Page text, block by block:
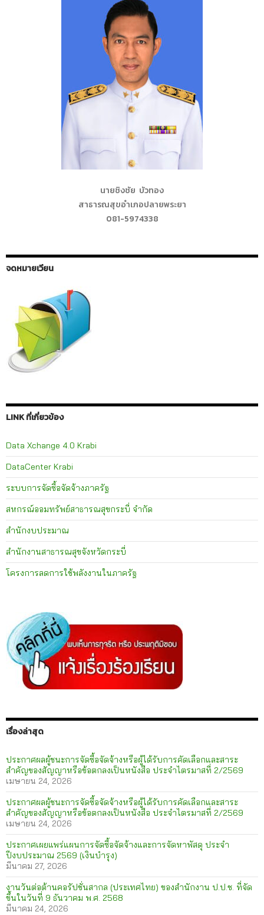
นายชิงชัย บัวทอง
สาธารณสุขอำเภอปลายพระยา
081-5974338
จดหมายเวียน
LINK ที่เกี่ยวข้อง
Data Xchange 4.0 Krabi
DataCenter Krabi
ระบบการจัดซื้อจัดจ้างภาครัฐ
สหกรณ์ออมทรัพย์สาธารณสุขกระบี่ จำกัด
สำนักงบประมาณ
สำนักงานสาธารณสุขจังหวัดกระบี่
โครงการลดการใช้พลังงานในภาครัฐ
เรื่องล่าสุด
ประกาศผลผู้ชนะการจัดซื้อจัดจ้างหรือผู้ได้รับการคัดเลือกและสาระ
สำคัญของสัญญาหรือข้อตกลงเป็นหนังสือ ประจำไตรมาสที่ 2/2569
เมษายน 24, 2026
ประกาศผลผู้ชนะการจัดซื้อจัดจ้างหรือผู้ได้รับการคัดเลือกและสาระ
สำคัญของสัญญาหรือข้อตกลงเป็นหนังสือ ประจำไตรมาสที่ 2/2569
เมษายน 24, 2026
ประกาศเผยแพร่แผนการจัดซื้อจัดจ้างและการจัดหาพัสดุ ประจำ
ปีงบประมาณ 2569 (เงินบำรุง)
มีนาคม 27, 2026
งานวันต่อต้านคอรัปชั่นสากล (ประเทศไทย) ของสำนักงาน ป.ป.ช. ที่จัด
ขึ้นในวันที่ 9 ธันวาคม พ.ศ. 2568
มีนาคม 24, 2026